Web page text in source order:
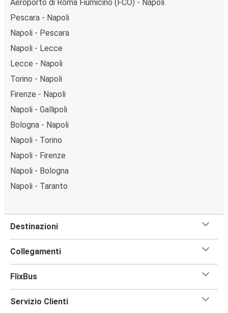
Aeroporto di Roma Fiumicino (FCO) - Napoli
Pescara - Napoli
Napoli - Pescara
Napoli - Lecce
Lecce - Napoli
Torino - Napoli
Firenze - Napoli
Napoli - Gallipoli
Bologna - Napoli
Napoli - Torino
Napoli - Firenze
Napoli - Bologna
Napoli - Taranto
Destinazioni
Collegamenti
FlixBus
Servizio Clienti